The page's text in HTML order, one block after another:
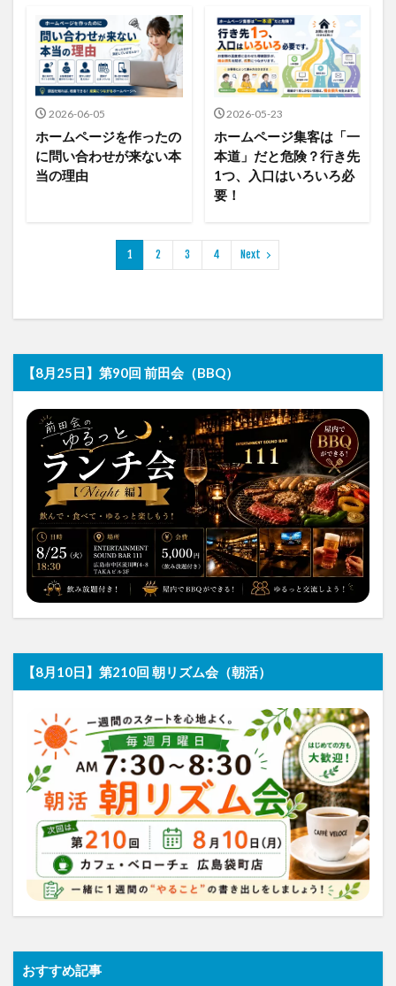
2026-06-05
ホームページを作ったの
に問い合わせが来ない本
当の理由
2026-05-23
ホームページ集客は「一
本道」だと危険？行き先
1つ、入口はいろいろ必
要！
1 2 3 4 Next
【8月25日】第90回 前田会（BBQ）
【8月10日】第210回 朝リズム会（朝活）
おすすめ記事